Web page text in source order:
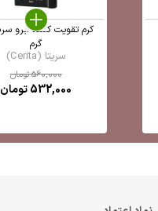
گرم
سریتا (Cerita)
560,000تومان
532,000تومان